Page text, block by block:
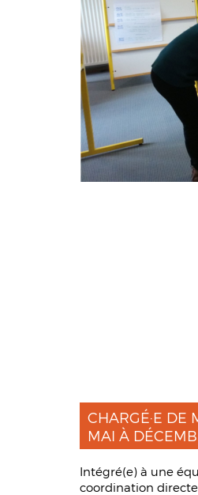
CHARGÉ·E DE
MAI À
Intégré(e) à une
coordination directe